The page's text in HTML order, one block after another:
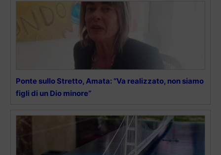
Ponte sullo Stretto, Amata: “Va realizzato, non siamo
figli di un Dio minore”